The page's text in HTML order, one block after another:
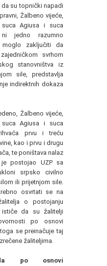
da su topnički napadi
Žalbeno vijeće,
Agiusa i suca
jedno razumno
moglo zaključiti da
svrhom
stanovništva iz
sile, predstavlja
indirektnih dokaza
Žalbeno vijeće,
Agiusa i suca
prvu i treću
kao i prvu i drugu
te poništava nalaz
postojao UZP sa
srpsko civilno
ili prijetnjom sile.
osvrtati se na
o postojanju
ističe da su žalitelji
po osnovi
se preinačuje taj
žaliteljima.
po osnovi